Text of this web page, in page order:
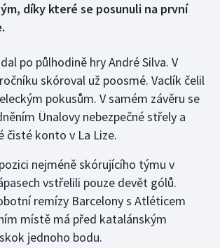
díky které se posunuli na první
po půlhodině hry André Silva. V
skóroval už poosmé. Vaclík čelil
pokusům. V samém závěru se
Ünalovy nebezpečné střely a
čisté konto v La Lize.
nejméně skórujícího týmu v
vstřelili pouze devět gólů.
remízy Barcelony s Atléticem
místě má před katalánským
jednoho bodu.